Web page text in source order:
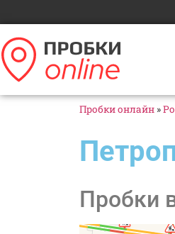
Пробки онлайн »
Пробки